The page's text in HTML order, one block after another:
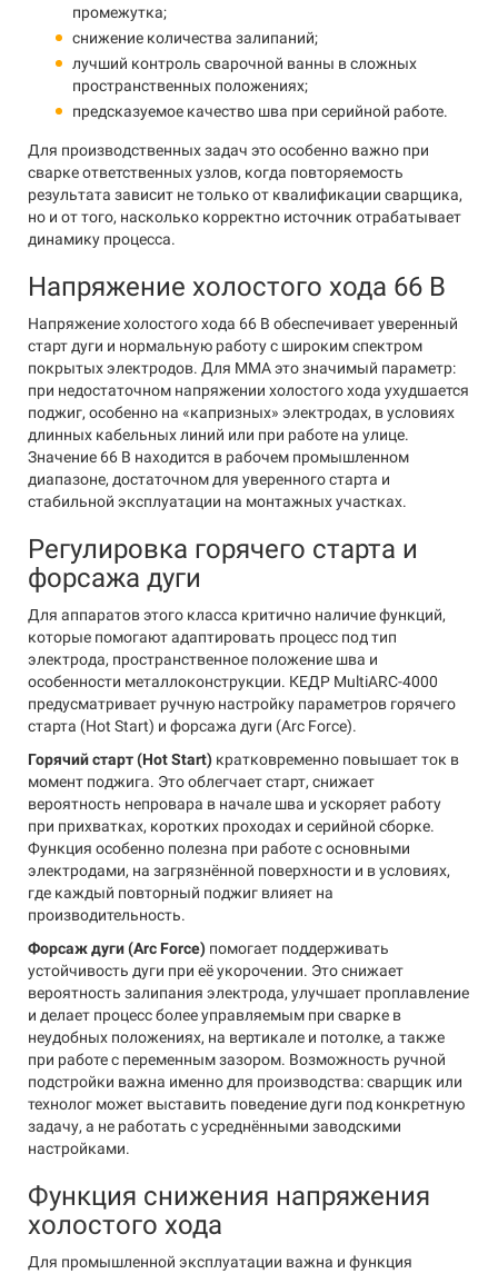
промежутка;
снижение количества залипаний;
лучший контроль сварочной ванны в сложных
пространственных положениях;
предсказуемое качество шва при серийной работе.
Для производственных задач это особенно важно при
сварке ответственных узлов, когда повторяемость
результата зависит не только от квалификации сварщика,
но и от того, насколько корректно источник отрабатывает
динамику процесса.
Напряжение холостого хода 66 В
Напряжение холостого хода 66 В обеспечивает уверенный
старт дуги и нормальную работу с широким спектром
покрытых электродов. Для MMA это значимый параметр:
при недостаточном напряжении холостого хода ухудшается
поджиг, особенно на «капризных» электродах, в условиях
длинных кабельных линий или при работе на улице.
Значение 66 В находится в рабочем промышленном
диапазоне, достаточном для уверенного старта и
стабильной эксплуатации на монтажных участках.
Регулировка горячего старта и
форсажа дуги
Для аппаратов этого класса критично наличие функций,
которые помогают адаптировать процесс под тип
электрода, пространственное положение шва и
особенности металлоконструкции. КЕДР MultiARC-4000
предусматривает ручную настройку параметров горячего
старта (Hot Start) и форсажа дуги (Arc Force).
Горячий старт (Hot Start) кратковременно повышает ток в
момент поджига. Это облегчает старт, снижает
вероятность непровара в начале шва и ускоряет работу
при прихватках, коротких проходах и серийной сборке.
Функция особенно полезна при работе с основными
электродами, на загрязнённой поверхности и в условиях,
где каждый повторный поджиг влияет на
производительность.
Форсаж дуги (Arc Force) помогает поддерживать
устойчивость дуги при её укорочении. Это снижает
вероятность залипания электрода, улучшает проплавление
и делает процесс более управляемым при сварке в
неудобных положениях, на вертикале и потолке, а также
при работе с переменным зазором. Возможность ручной
подстройки важна именно для производства: сварщик или
технолог может выставить поведение дуги под конкретную
задачу, а не работать с усреднёнными заводскими
настройками.
Функция снижения напряжения
холостого хода
Для промышленной эксплуатации важна и функция